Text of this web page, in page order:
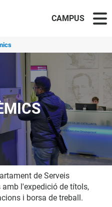
CAMPUS
de Serveis
l'expedició de títols,
i borsa de treball.